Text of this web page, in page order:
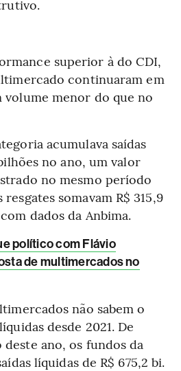
superior à do CDI,
continuaram em
volume menor do que no
acumulava saídas
no ano, um valor
no mesmo período
somavam R$ 315,9
dados da Anbima.
político com Flávio
de multimercados no
não sabem o
desde 2021. De
ano, os fundos da
líquidas de R$ 675,2 bi.